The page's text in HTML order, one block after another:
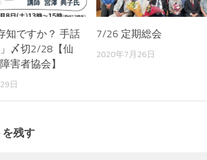
知ですか？ 手話
〆切2/28【仙
害者協会】
日
7/26 定期総会
2020年7月26日
を残す